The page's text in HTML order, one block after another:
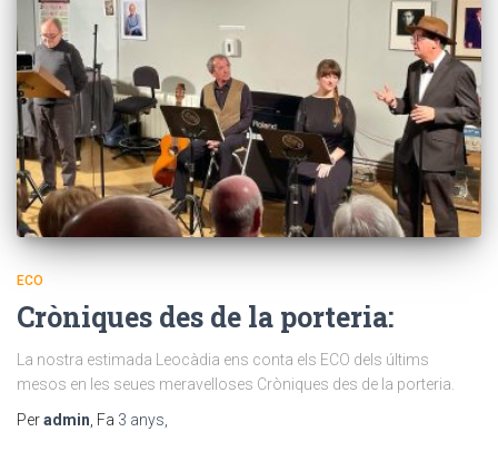
ECO
Cròniques des de la porteria:
La nostra estimada Leocàdia ens conta els ECO dels últims
mesos en les seues meravelloses Cròniques des de la porteria.
Peradmin, Fa 3 anys,